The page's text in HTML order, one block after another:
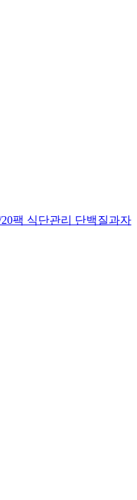
팩 식단관리 단백질과자